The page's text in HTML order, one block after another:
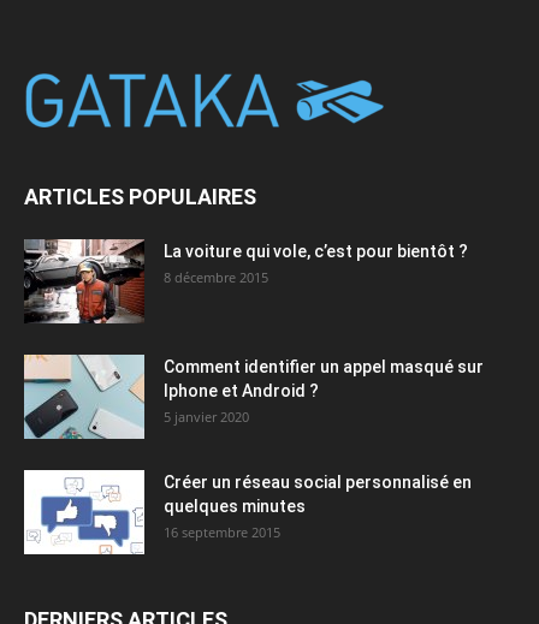
ARTICLES POPULAIRES
La voiture qui vole, c’est pour bientôt ?
8 décembre 2015
Comment identifier un appel masqué sur
Iphone et Android ?
5 janvier 2020
Créer un réseau social personnalisé en
quelques minutes
16 septembre 2015